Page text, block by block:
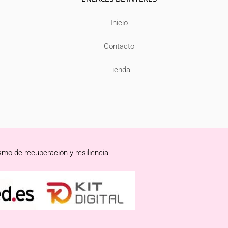
Inicio
Contacto
Tienda
de recuperación y resiliencia